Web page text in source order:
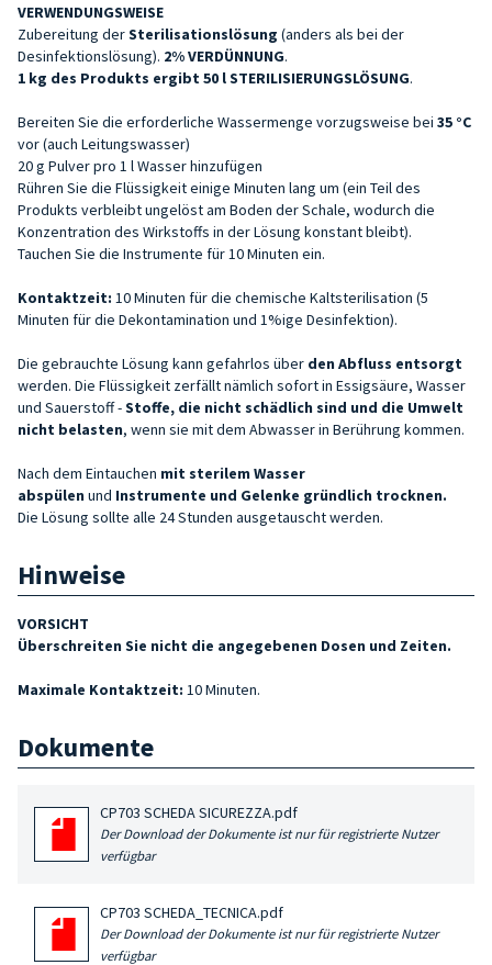
VERWENDUNGSWEISE
Zubereitung derSterilisationslösung (anders als bei der
Desinfektionslösung). 2% VERDÜNNUNG.
1 kg des Produkts ergibt 50 l STERILISIERUNGSLÖSUNG.
Bereiten Sie die erforderliche Wassermenge vorzugsweise bei 35 °C
vor (auch Leitungswasser)
20 g Pulver pro 1 l Wasser hinzufügen
Rühren Sie die Flüssigkeit einige Minuten lang um (ein Teil des
Produkts verbleibt ungelöst am Boden der Schale, wodurch die
Konzentration des Wirkstoffs in der Lösung konstant bleibt).
Tauchen Sie die Instrumente für 10 Minuten ein.
Kontaktzeit: 10 Minuten für die chemische Kaltsterilisation (5
Minuten für die Dekontamination und 1%ige Desinfektion).
Die gebrauchte Lösung kann gefahrlos über den Abfluss entsorgt
werden. Die Flüssigkeit zerfällt nämlich sofort in Essigsäure, Wasser
und Sauerstoff -Stoffe, die nicht schädlich sind und die Umwelt
nicht belasten, wenn sie mit dem Abwasser in Berührung kommen.
Nach dem Eintauchen mit sterilem Wasser
abspülen und Instrumente und Gelenke gründlich trocknen.
Die Lösung sollte alle 24 Stunden ausgetauscht werden.
Hinweise
VORSICHT
Überschreiten Sie nicht die angegebenen Dosen und Zeiten.
Maximale Kontaktzeit: 10 Minuten.
Dokumente
CP703 SCHEDA SICUREZZA.pdf
Der Download der Dokumente ist nur für registrierte Nutzer
verfügbar
CP703 SCHEDA_TECNICA.pdf
Der Download der Dokumente ist nur für registrierte Nutzer
verfügbar